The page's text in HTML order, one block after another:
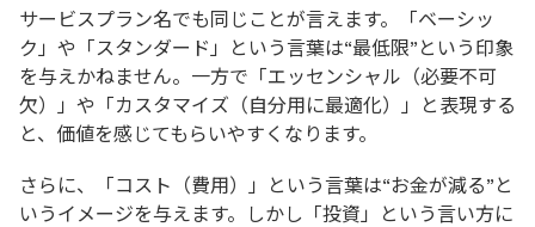
サービスプラン名でも同じことが言えます。「ベーシッ
ク」や「スタンダード」という言葉は“最低限”という印象
を与えかねません。一方で「エッセンシャル（必要不可
欠）」や「カスタマイズ（自分用に最適化）」と表現する
と、価値を感じてもらいやすくなります。
さらに、「コスト（費用）」という言葉は“お金が減る”と
いうイメージを与えます。しかし「投資」という言い方に